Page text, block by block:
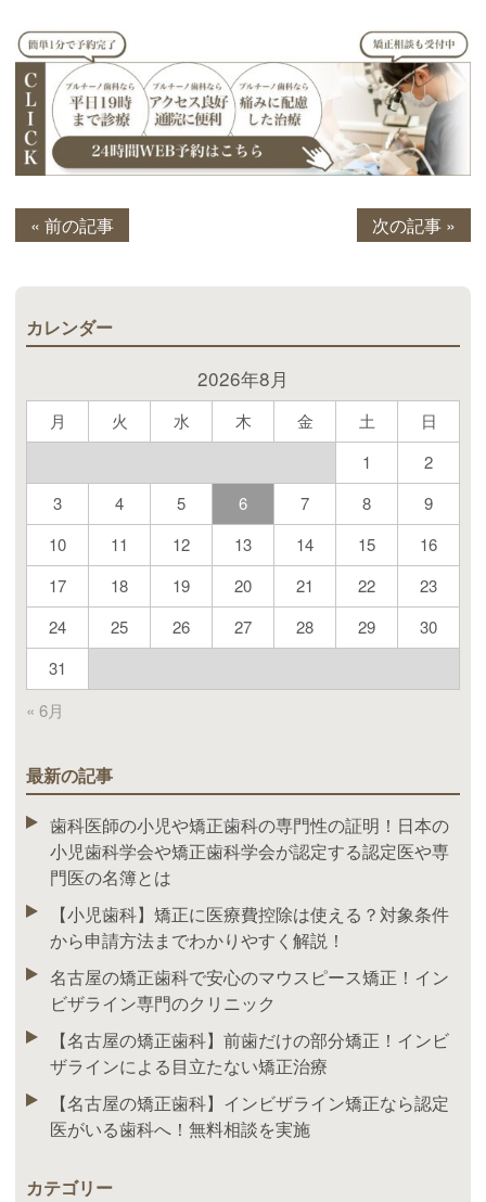
« 前の記事 次の記事 »
カレンダー
2026年8月
月 火 水 木 金 土 日
« 6月
1
2
3
4 5 6 7 8
9
10
11 12 13 14 15
16
17
18 19 20 21 22
23
24
25 26 27 28 29
30
31
最新の記事
歯科医師の小児や矯正歯科の専門性の証明！日本の
小児歯科学会や矯正歯科学会が認定する認定医や専
門医の名簿とは
【小児歯科】矯正に医療費控除は使える？対象条件
から申請方法までわかりやすく解説！
名古屋の矯正歯科で安心のマウスピース矯正！イン
ビザライン専門のクリニック
【名古屋の矯正歯科】前歯だけの部分矯正！インビ
ザラインによる目立たない矯正治療
【名古屋の矯正歯科】インビザライン矯正なら認定
医がいる歯科へ！無料相談を実施
カテゴリー